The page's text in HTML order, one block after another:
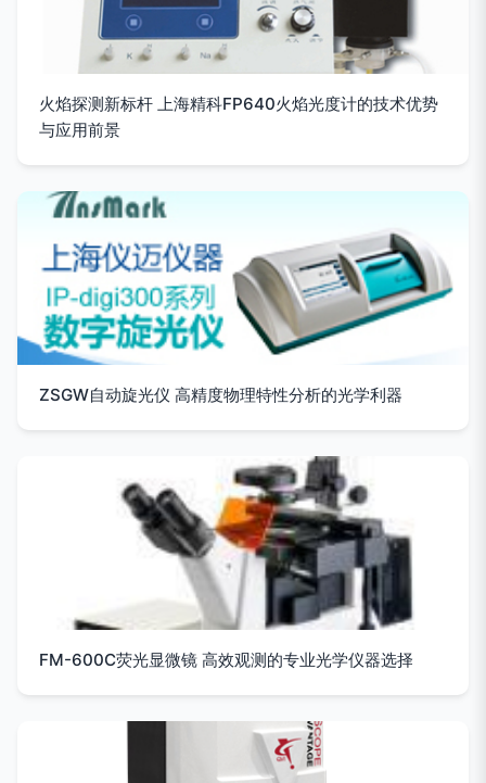
火焰探测新标杆 上海精科FP640火焰光度计的技术优势
与应用前景
ZSGW自动旋光仪 高精度物理特性分析的光学利器
FM-600C荧光显微镜 高效观测的专业光学仪器选择